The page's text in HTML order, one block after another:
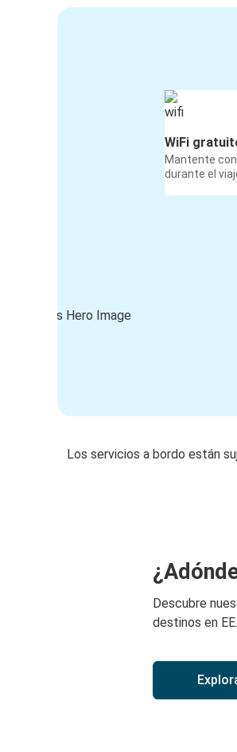
WiFi
Mantente
durante el
Los servicios a bordo están
Descubre
destinos en